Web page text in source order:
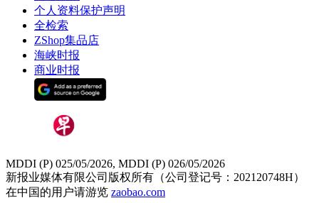
个人资料保护声明
全检索
ZShop集品店
海峡时报
商业时报
MDDI (P) 025/05/2026, MDDI (P) 026/05/2026
新报业媒体有限公司版权所有（公司登记号：202120748H）
在中国的用户请游览 zaobao.com